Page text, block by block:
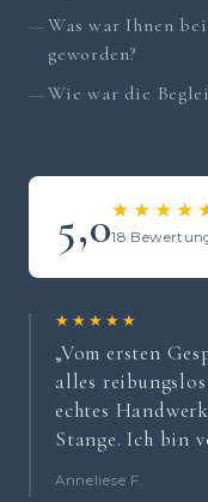
Was war Ihnen
geworden?
Wie war die
5,018
★★★★★
„Vom ersten
alles
echtes
Stange. Ich bin
Anneliese F.